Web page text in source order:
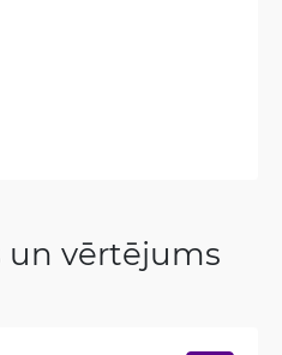
un vērtējums